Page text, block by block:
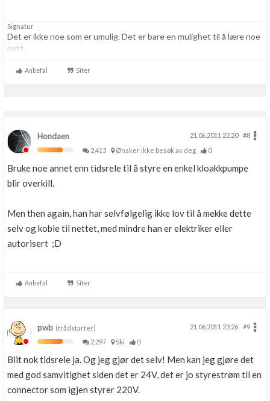
Signatur
Det er ikke noe som er umulig. Det er bare en mulighet til å lære noe
nytt.
Anbefal Siter
Hondaen 21.06.2011 22.20
#8
2,413
Ønsker ikke besøk av deg 0
Bruke noe annet enn tidsrele til å styre en enkel kloakkpumpe
blir overkill.
Men then again, han har selvfølgelig ikke lov til å mekke dette
selv og koble til nettet, med mindre han er elektriker eller
autorisert ;D
Anbefal Siter
pwb (trådstarter) 21.06.2011 23.26
#9
2,297
Ski 0
Blit nok tidsrele ja. Og jeg gjør det selv! Men kan jeg gjøre det
med god samvitighet siden det er 24V, det er jo styrestrøm til en
connector som igjen styrer 220V.